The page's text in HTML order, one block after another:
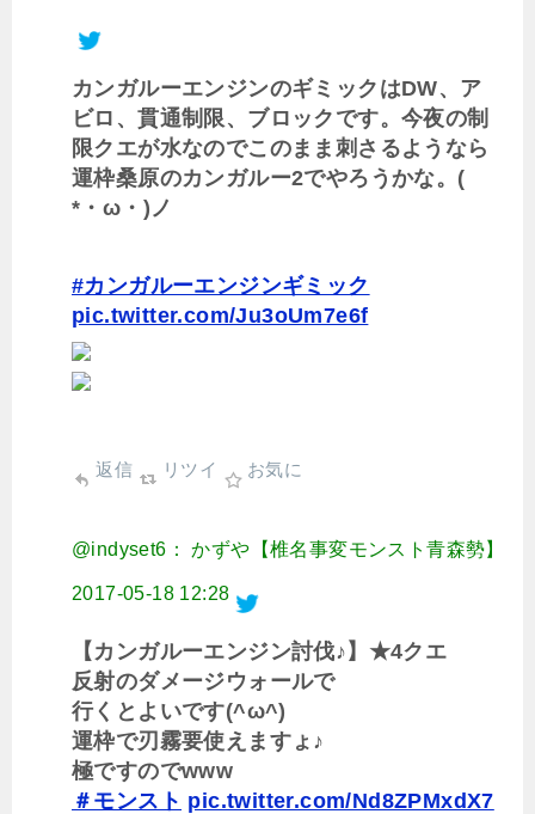
カンガルーエンジンのギミックはDW、ア
ビロ、貫通制限、ブロックです。今夜の制
限クエが水なのでこのまま刺さるようなら
運枠桑原のカンガルー2でやろうかな。(
*・ω・)ノ
#カンガルーエンジンギミック
pic.twitter.com/Ju3oUm7e6f
返信 リツイ お気に
@indyset6： かずや【椎名事変モンスト青森勢】
2017-05-18 12:28
【カンガルーエンジン討伐♪】★4クエ
反射のダメージウォールで
行くとよいです(^ω^)
運枠で刃霧要使えますょ♪
極ですのでwww
＃モンスト pic.twitter.com/Nd8ZPMxdX7